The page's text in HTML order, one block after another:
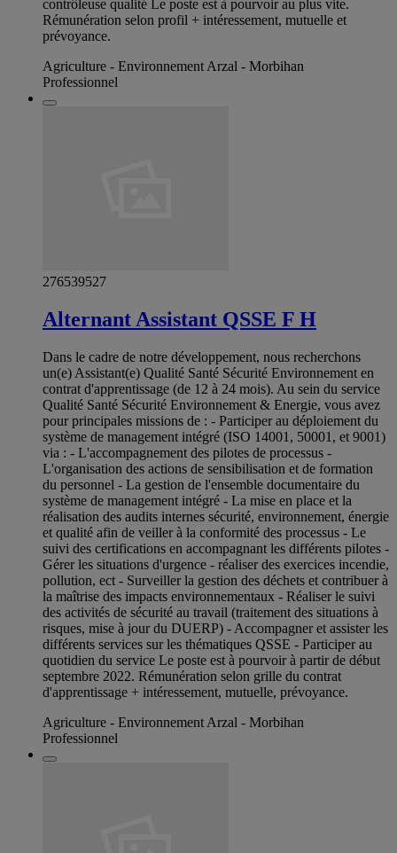
contrôleuse qualité Le poste est à pourvoir au plus vite.
Rémunération selon profil + intéressement, mutuelle et
prévoyance.
Agriculture - Environnement Arzal - Morbihan
Professionnel
276539527
Alternant Assistant QSSE F H
Dans le cadre de notre développement, nous recherchons
un(e) Assistant(e) Qualité Santé Sécurité Environnement en
contrat d'apprentissage (de 12 à 24 mois). Au sein du service
Qualité Santé Sécurité Environnement & Energie, vous avez
pour principales missions de : - Participer au déploiement du
système de management intégré (ISO 14001, 50001, et 9001)
via : - L'accompagnement des pilotes de processus -
L'organisation des actions de sensibilisation et de formation
du personnel - La gestion de l'ensemble documentaire du
système de management intégré - La mise en place et la
réalisation des audits internes sécurité, environnement, énergie
et qualité afin de veiller à la conformité des processus - Le
suivi des certifications en accompagnant les différents pilotes -
Gérer les situations d'urgence - réaliser des exercices incendie,
pollution, ect - Surveiller la gestion des déchets et contribuer à
la maîtrise des impacts environnementaux - Réaliser le suivi
des activités de sécurité au travail (traitement des situations à
risques, mise à jour du DUERP) - Accompagner et assister les
différents services sur les thématiques QSSE - Participer au
quotidien du service Le poste est à pourvoir à partir de début
septembre 2022. Rémunération selon grille du contrat
d'apprentissage + intéressement, mutuelle, prévoyance.
Agriculture - Environnement Arzal - Morbihan
Professionnel